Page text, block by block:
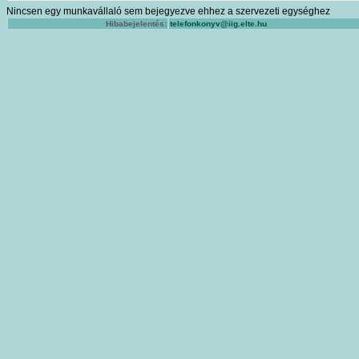
Nincsen egy munkavállaló sem bejegyezve ehhez a szervezeti egységhez
Hibabejelentés: telefonkonyv@iig.elte.hu